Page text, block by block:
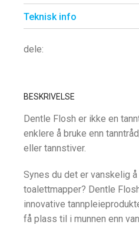
Teknisk info
dele:
BESKRIVELSE
Dentle Flosh er ikke en
enklere å bruke enn
eller tannstiver.
Synes du det er vanskelig
toalettmapper? Dentle
innovative
få plass til i munnen enn